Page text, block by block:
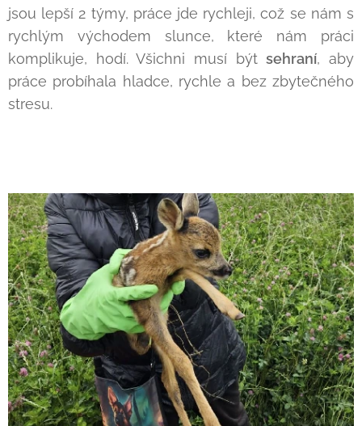
jsou lepší 2 týmy, práce jde rychleji, což se nám s
rychlým východem slunce, které nám práci
komplikuje, hodí. Všichni musí býtsehraní, aby
práce probíhala hladce, rychle a bez zbytečného
stresu.